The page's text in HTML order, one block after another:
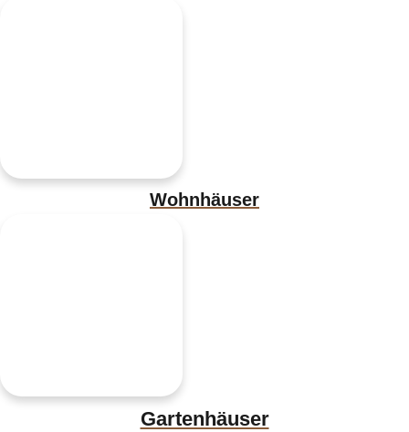
Wohnhäuser
Gartenhäuser